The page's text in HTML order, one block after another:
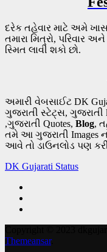
દરેક તહેવાર માટે અમે
તમારા મિત્રો, પરિવાર
સ્મિત લાવી શકો છો.
અમારી વેબસાઈટ DK
ગુજરાતી સ્ટેટ્સ, ગુજરાતી
,ગુજરાતી Quotes, Blog,
તમે આ ગુજરાતી
આવે તો ડાઉનલોડ પણ
DK Gujarati Status
Themeansar.